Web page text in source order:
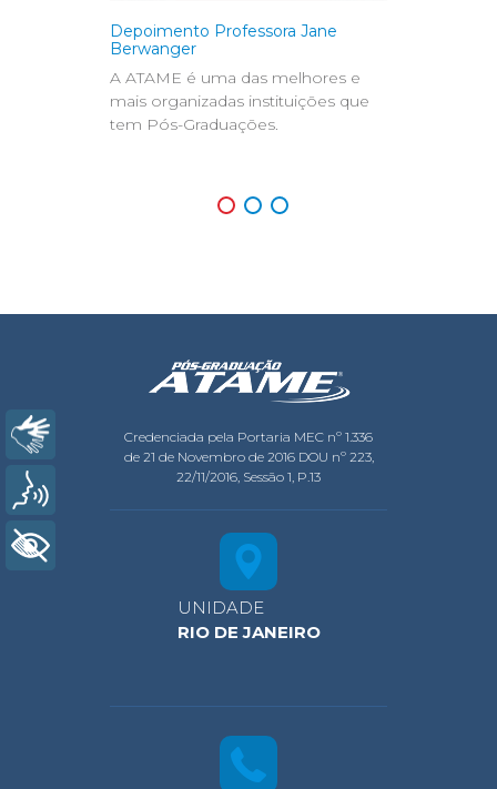
Depoimento Professora Jane
Berwanger
A ATAME é uma das melhores e
mais organizadas instituições que
tem Pós-Graduações.
Credenciada pela Portaria MEC nº 1.336
de 21 de Novembro de 2016 DOU nº 223,
22/11/2016, Sessão 1, P.13
UNIDADE
RIO DE JANEIRO